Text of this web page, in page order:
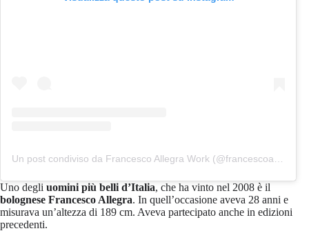
Uno degli uomini più belli d’Italia, che ha vinto nel 2008 è il
bolognese Francesco Allegra. In quell’occasione aveva 28 anni e
misurava un’altezza di 189 cm. Aveva partecipato anche in edizioni
precedenti.